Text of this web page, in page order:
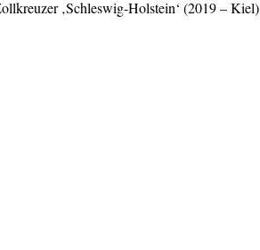
‚Schleswig-Holstein‘ (2019 – Kiel)